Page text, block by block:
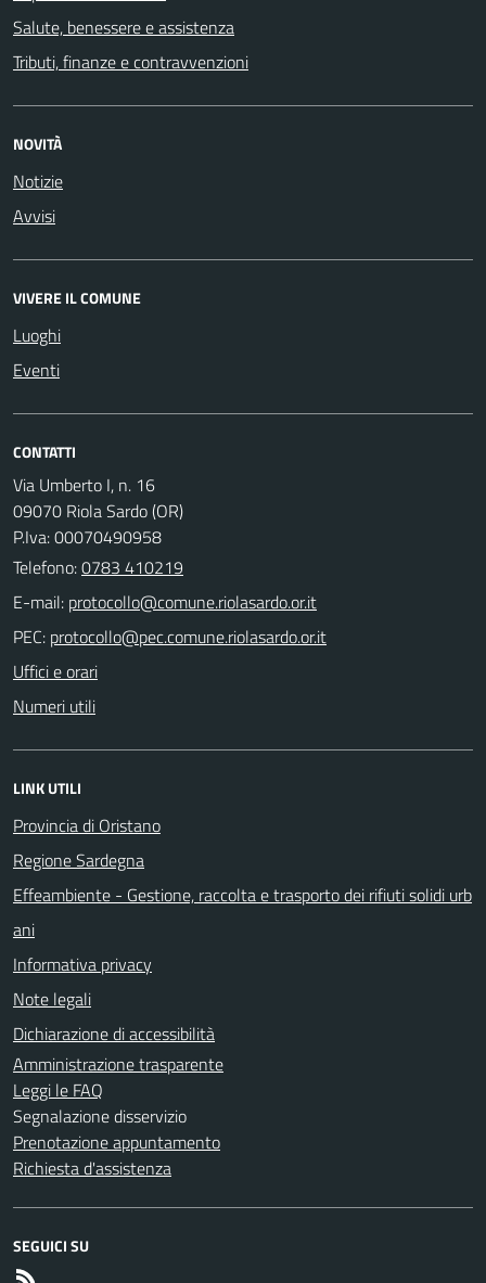
Salute, benessere e assistenza
Tributi, finanze e contravvenzioni
NOVITÀ
Notizie
Avvisi
VIVERE IL COMUNE
Luoghi
Eventi
CONTATTI
Via Umberto I, n. 16
09070 Riola Sardo (OR)
P.Iva: 00070490958
Telefono:0783 410219
E-mail:
PEC:
Uffici e orari
Numeri utili
LINK UTILI
Provincia di Oristano
Regione Sardegna
Effeambiente - Gestione, raccolta e trasporto dei rifiuti solidi urb
ani
Informativa privacy
Note legali
Dichiarazione di accessibilità
Amministrazione trasparente
Leggi le FAQ
Segnalazione disservizio
Prenotazione appuntamento
Richiesta d'assistenza
SEGUICI SU